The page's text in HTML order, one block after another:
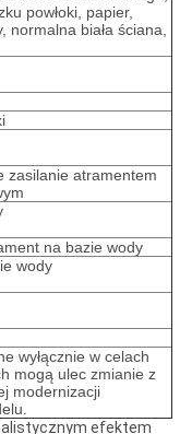
powłoki, papier,
normalna biała ściana,
zasilanie atramentem
na bazie wody
wody
wyłącznie w celach
mogą ulec zmianie z
modernizacji
efektem